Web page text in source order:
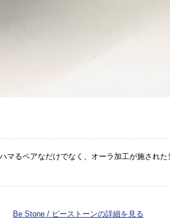
るペアなだけでなく、オーラ加工が施され
Be Stone / ビーストーンの詳細を見る